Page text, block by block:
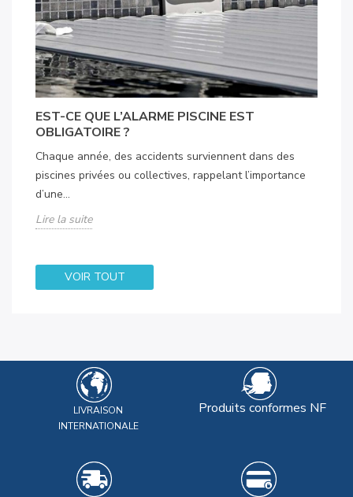
EST-CE QUE L’ALARME PISCINE EST
OBLIGATOIRE ?
Chaque année, des accidents surviennent dans des
piscines privées ou collectives, rappelant l’importance
d’une...
Lire la suite
VOIR TOUT
LIVRAISON
INTERNATIONALE
Produits conformes NF